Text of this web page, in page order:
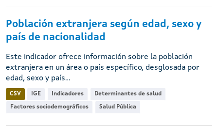
Población extranjera según edad, sexo y
país de nacionalidad
Este indicador ofrece información sobre la población
extranjera en un área o país específico, desglosada por
edad, sexo y país...
CSV IGE Indicadores Determinantes de salud
Factores sociodemográficos Salud Pública